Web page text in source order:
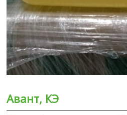
Авант, КЭ